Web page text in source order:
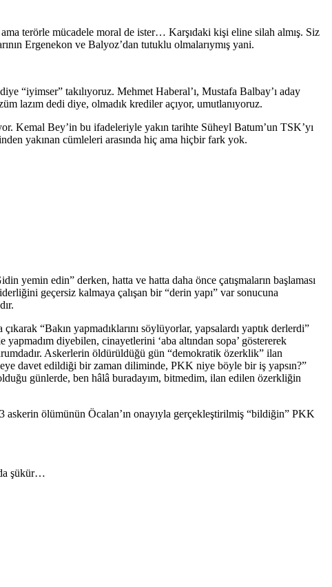
terörle mücadele moral de ister… Karşıdaki kişi eline silah almış. Siz
Ergenekon ve Balyoz’dan tutuklu olmalarıymış yani.
“iyimser” takılıyoruz. Mehmet Haberal’ı, Mustafa Balbay’ı aday
lazım dedi diye, olmadık krediler açıyor, umutlanıyoruz.
Kemal Bey’in bu ifadeleriyle yakın tarihte Süheyl Batum’un TSK’yı
yakınan cümleleri arasında hiç ama hiçbir fark yok.
yemin edin” derken, hatta ve hatta daha önce çatışmaların başlaması
geçersiz kalmaya çalışan bir “derin yapı” var sonucuna
“Bakın yapmadıklarını söylüyorlar, yapsalardı yaptık derlerdi”
diyebilen, cinayetlerini ‘aba altından sopa’ göstererek
Askerlerin öldürüldüğü gün “demokratik özerklik” ilan
davet edildiği bir zaman diliminde, PKK niye böyle bir iş yapsın?”
günlerde, ben hâlâ buradayım, bitmedim, ilan edilen özerkliğin
askerin ölümünün Öcalan’ın onayıyla gerçekleştirilmiş “bildiğin” PKK
da şükür…